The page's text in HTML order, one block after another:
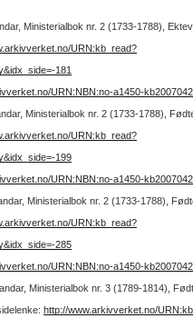
Ministerialbok nr. 2 (1733-1788),
URN:kb_read?
181
URN:NBN:no-a1450-
Ministerialbok nr. 2 (1733-1788),
URN:kb_read?
199
URN:NBN:no-a1450-
Ministerialbok nr. 2 (1733-1788),
URN:kb_read?
285
URN:NBN:no-a1450-
Ministerialbok nr. 3 (1789-1814),
http://www.arkivverket.no/